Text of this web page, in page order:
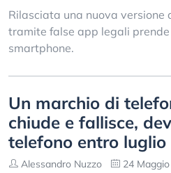
Rilasciata una nuova versione
tramite false app legali
smartphone.
Un marchio di
chiude e fallisce,
telefono entro luglio
Alessandro Nuzzo 24